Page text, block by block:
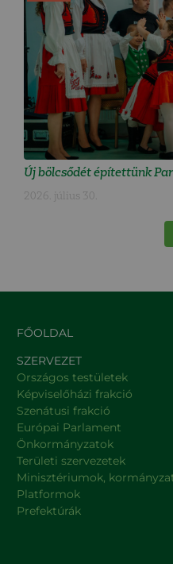
Új bölcsődét építettünk
2026. július 30.
FŐOLDAL
SZERVEZET
Országos testületek
Képviselőházi frakció
Szenátusi frakció
Európai Parlament
Önkormányzatok
Területi szervezetek
Minisztériumok,
Platformok
Prefektúrák